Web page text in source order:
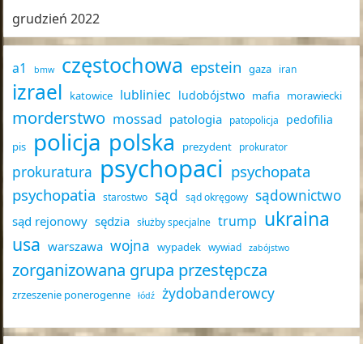
grudzień 2022
a1 bmw częstochowa epstein gaza iran
izrael katowice lubliniec ludobójstwo mafia morawiecki
morderstwo mossad patologia patopolicja pedofilia
pis policja polska prezydent prokurator
prokuratura psychopaci psychopata
psychopatia
starostwo sąd sąd okręgowy sądownictwo
sąd rejonowy sędzia służby specjalne trump ukraina
usa warszawa wojna wypadek wywiad zabójstwo
zorganizowana grupa przestępcza
zrzeszenie ponerogenne łódź żydobanderowcy